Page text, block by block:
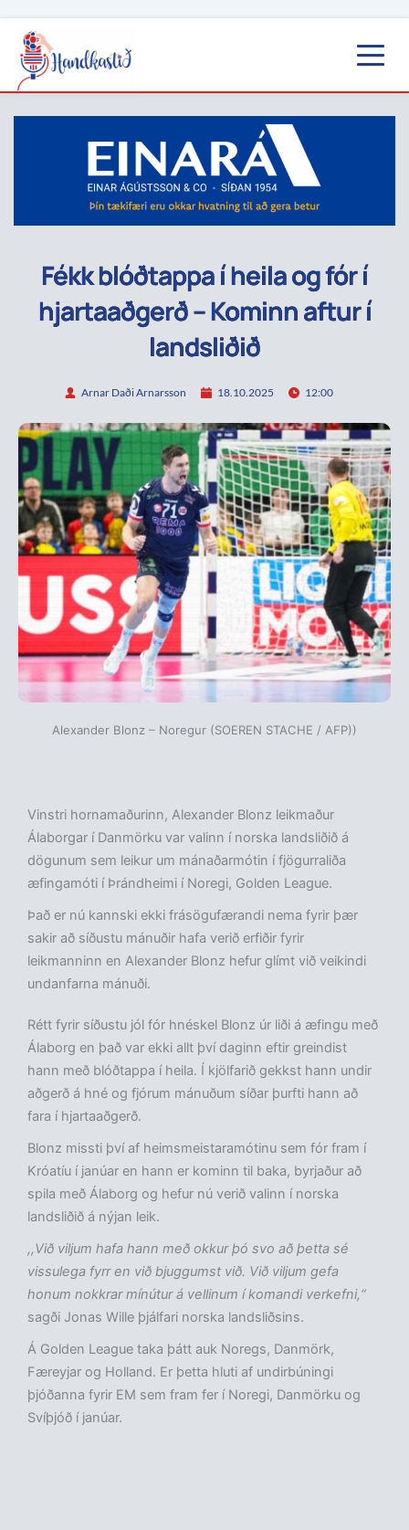
Fékk blóð­tappa í heila og fór í
hjarta­að­gerð – Kominn aftur í
landsliðið
Arnar Daði Arnarsson 18.10.2025 12:00
Alexander Blonz – Noregur (SOEREN STACHE / AFP))
Vinstri hornamaðurinn, Alexander Blonz leikmaður
Álaborgar í Danmörku var valinn í norska landsliðið á
dögunum sem leikur um mánaðarmótin í fjögurraliða
æfingamóti í Þrándheimi í Noregi, Golden League.
Það er nú kannski ekki frásögufærandi nema fyrir þær
sakir að síðustu mánuðir hafa verið erfiðir fyrir
leikmanninn en Alexander Blonz hefur glímt við veikindi
undanfarna mánuði.
Rétt fyrir síðustu jól fór hnéskel Blonz úr liði á æfingu með
Álaborg en það var ekki allt því daginn eftir greindist
hann með blóðtappa í heila. Í kjölfarið gekkst hann undir
aðgerð á hné og fjórum mánuðum síðar þurfti hann að
fara í hjartaaðgerð.
Blonz missti því af heimsmeistaramótinu sem fór fram í
Króatíu í janúar en hann er kominn til baka, byrjaður að
spila með Álaborg og hefur nú verið valinn í norska
landsliðið á nýjan leik.
,,Við viljum hafa hann með okkur þó svo að þetta sé
vissulega fyrr en við bjuggumst við. Við viljum gefa
honum nokkrar mínútur á vellinum í komandi verkefni,“
sagði Jonas Wille þjálfari norska landsliðsins.
Á Golden League taka þátt auk Noregs, Danmörk,
Færeyjar og Holland. Er þetta hluti af undirbúningi
þjóðanna fyrir EM sem fram fer í Noregi, Danmörku og
Svíþjóð í janúar.